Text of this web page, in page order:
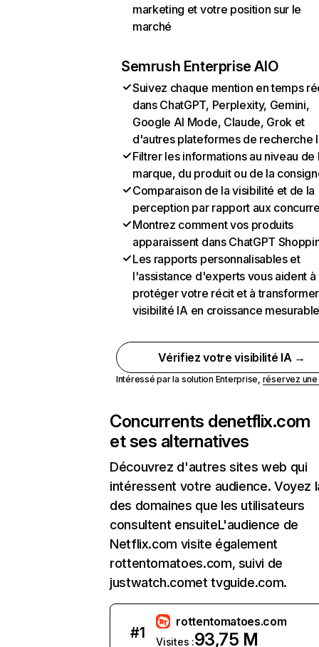
marketing et votre position sur le
marché
Semrush Enterprise AIO
Suivez chaque mention en temps
dans ChatGPT, Perplexity, Gemini,
Google AI Mode, Claude, Grok et
d'autres plateformes de recherche
Filtrer les informations au niveau de
marque, du produit ou de la
Comparaison de la visibilité et de la
perception par rapport aux
Montrez comment vos produits
apparaissent dans ChatGPT
Les rapports personnalisables et
l'assistance d'experts vous aident à
protéger votre récit et à
visibilité IA en croissance
Vérifiez votre visibilité IA →
Intéressé par la solution Enterprise, réservez
Concurrents denetflix.com
et ses alternatives
Découvrez d'autres sites web qui
intéressent votre audience. Voyez
des domaines que les utilisateurs
consultent ensuiteL'audience de
Netflix.com visite également
rottentomatoes.com, suivi de
justwatch.comet tvguide.com.
#1
rottentomatoes.com
Visites :93,75 M